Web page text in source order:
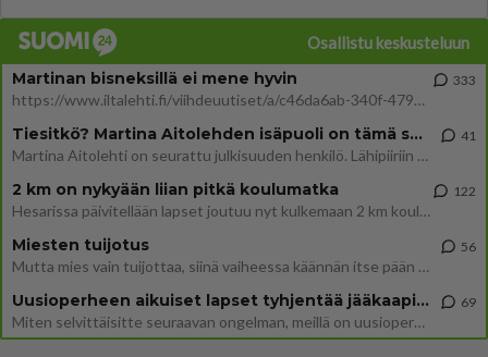
Osallistu keskusteluun
Martinan bisneksillä ei mene hyvin
https://www.iltalehti.fi/viihdeuutiset/a/c46da6ab-340f-4790-aaa7-0865eed2336 Yrityksen konkurssihakemus on tullut kärä
333
Tiesitkö? Martina Aitolehden isäpuoli on tämä suosittu laulaja
Martina Aitolehti on seurattu julkisuuden henkilö. Lähipiiriin mahtuu muitakin tunnettuja henkilöitä. Tiesitkö, että Ma
41
2 km on nykyään liian pitkä koulumatka
Hesarissa päivitellään lapset joutuu nyt kulkemaan 2 km kouluun jösses. Ruostefillarilla tuo matka menee vaikka miten äk
122
Miesten tuijotus
Mutta mies vain tuijottaa, siinä vaiheessa käännän itse pään pois. Mikä juttu? Yleensä jos joku tuijottaa tai katsoo, hä
56
Uusioperheen aikuiset lapset tyhjentää jääkaapin käydessään
Miten selvittäisitte seuraavan ongelman, meillä on uusioperhe, minulla teini-ikäiset lapset ja puolisolla aikuiset, jotk
69